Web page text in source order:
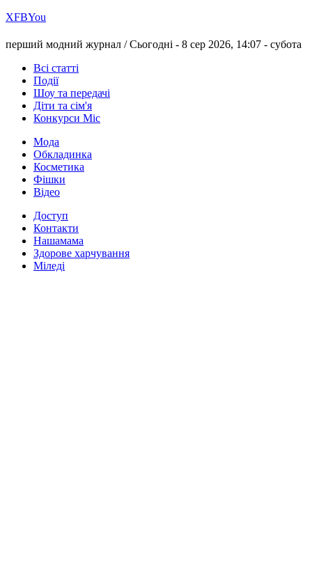
ХFBYou
перший модний журнал /Сьогодні - 8 сер 2026, 14:07 - субота
Всі статті
Події
Шоу та передачі
Діти та сім'я
Конкурси Міс
Мода
Обкладинка
Косметика
Фішки
Відео
Доступ
Контакти
Нашамама
Здорове харчування
Міледі